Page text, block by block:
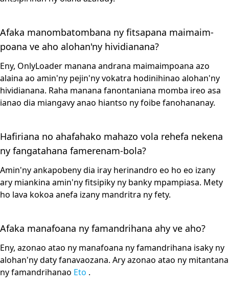
Afaka manombatombana ny fitsapana maimaim-
poana ve aho alohan'ny hividianana?
Eny, OnlyLoader manana andrana maimaimpoana azo
alaina ao amin'ny pejin'ny vokatra hodinihinao alohan'ny
hividianana. Raha manana fanontaniana momba ireo asa
ianao dia miangavy anao hiantso ny foibe fanohananay.
Hafiriana no ahafahako mahazo vola rehefa nekena
ny fangatahana famerenam-bola?
Amin'ny ankapobeny dia iray herinandro eo ho eo izany
ary miankina amin'ny fitsipiky ny banky mpampiasa. Mety
ho lava kokoa anefa izany mandritra ny fety.
Afaka manafoana ny famandrihana ahy ve aho?
Eny, azonao atao ny manafoana ny famandrihana isaky ny
alohan'ny daty fanavaozana. Ary azonao atao ny mitantana
ny famandrihanao Eto .